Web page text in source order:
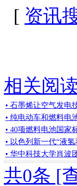
[ 资讯
相关阅
• 石墨烯让空气发电
• 纯电动车和燃料电
• 40项燃料电池国家
• 以色列新一代“液
• 华中科技大学肖波
共0条 [